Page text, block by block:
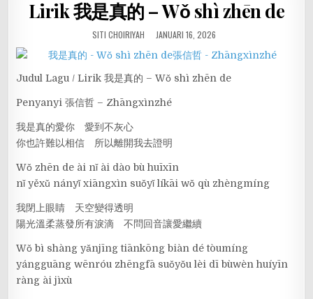
Lirik 我是真的 – Wǒ shì zhēn de
SITI CHOIRIYAH JANUARI 16, 2026
Judul Lagu / Lirik 我是真的 – Wǒ shì zhēn de
Penyanyi 張信哲 – Zhāngxìnzhé
我是真的愛你 愛到不灰心
你也許難以相信 所以離開我去證明
Wǒ zhēn de ài nǐ ài dào bù huīxīn
nǐ yěxǔ nányǐ xiāngxìn suǒyǐ líkāi wǒ qù zhèngmíng
我閉上眼睛 天空變得透明
陽光溫柔蒸發所有淚滴 不問回音讓愛繼續
Wǒ bì shàng yǎnjīng tiānkōng biàn dé tòumíng
yángguāng wēnróu zhēngfā suǒyǒu lèi dī bùwèn huíyīn
ràng ài jìxù